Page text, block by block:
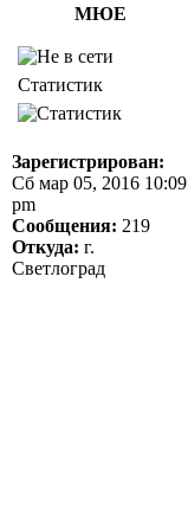
МЮЕ
Статистик
Зарегистрирован:
Сб мар 05, 2016 10:09
pm
Сообщения: 219
Откуда: г.
Светлоград